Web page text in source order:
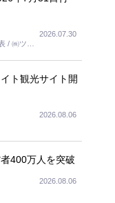
/ ㈱ツー
2026.07.30
ト観光サイト開
2026.08.06
400万人を突破
2026.08.06